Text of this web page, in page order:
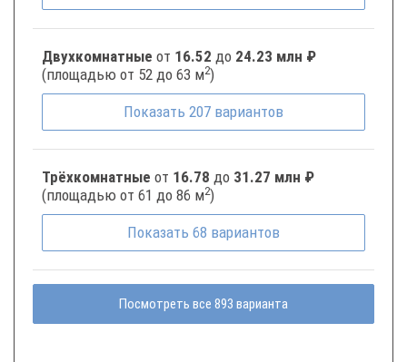
Двухкомнатные от 16.52 до 24.23 млн ₽
(площадью от 52 до 63 м2)
Показать 207 вариантов
Трёхкомнатные от 16.78 до 31.27 млн ₽
(площадью от 61 до 86 м2)
Показать 68 вариантов
Посмотреть все 893 варианта